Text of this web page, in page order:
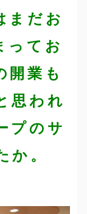
まだお
ってお
開業も
思われ
プのサ
か。